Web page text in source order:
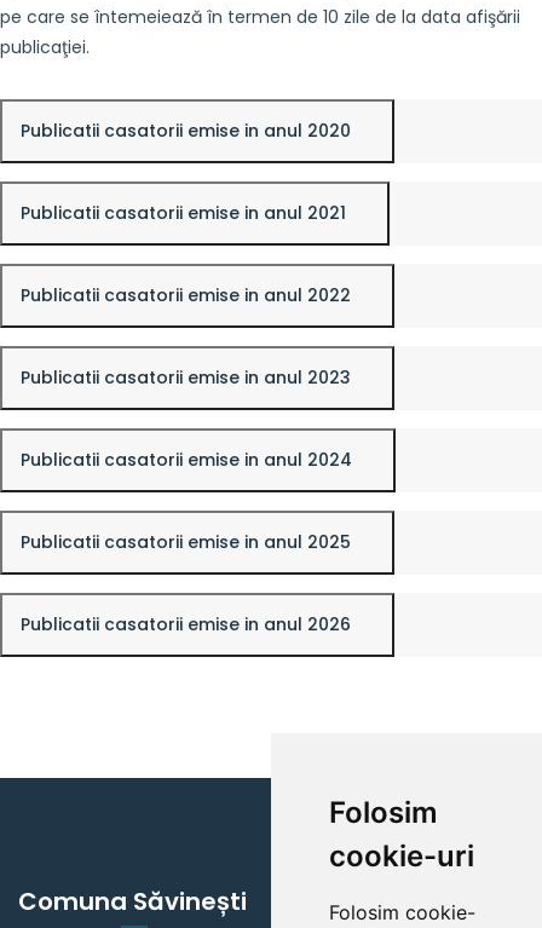
Folosim
cookie-uri
Folosim cookie-
pe care se întemeiează în termen de 10 zile de la data afişării
publicaţiei.
Publicatii casatorii emise in anul 2020
Publicatii casatorii emise in anul 2021
Publicatii casatorii emise in anul 2022
Publicatii casatorii emise in anul 2023
Publicatii casatorii emise in anul 2024
Publicatii casatorii emise in anul 2025
Publicatii casatorii emise in anul 2026
Comuna Săvinești